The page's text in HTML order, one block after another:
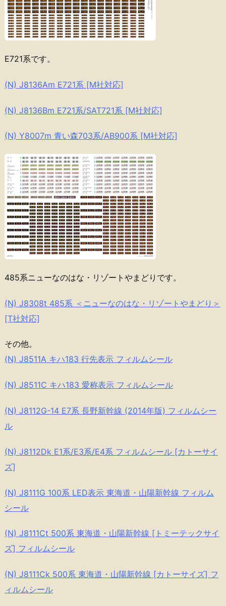
E721系です。
(N) J8136Am E721系 [M社対応]
(N) J8136Bm E721系/SAT721系 [M社対応]
(N) Y8007m 青い森703系/AB900系 [M社対応]
485系ニューなのはな・リゾートやまどりです。
(N) J8308t 485系 ＜ニューなのはな・リゾートやまどり＞
[T社対応]
その他。
(N) J8511A キハ183 行先表示 フィルムシール
(N) J8511C キハ183 愛称表示 フィルムシール
(N) J8112G-14 E7系 長野新幹線 (2014年版) フィルムシー
ル
(N) J8112Dk E1系/E3系/E4系 フィルムシール [カトーサイ
ズ]
(N) J8111G 100系 LED表示 東海道・山陽新幹線 フィルム
シール
(N) J8111Ct 500系 東海道・山陽新幹線 [トミーテックサイ
ズ] フィルムシール
(N) J8111Ck 500系 東海道・山陽新幹線 [カトーサイズ] フ
ィルムシール